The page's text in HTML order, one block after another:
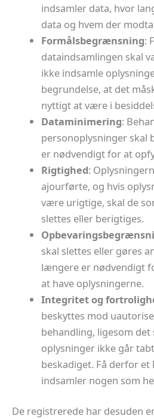
indsamler data, hvor
data og hvem der
Formålsbegrænsning:
dataindsamlingen skal
ikke indsamle
begrundelse, at det
nyttigt at være i
Dataminimering:
personoplysninger skal
er nødvendigt for at
Rigtighed:
ajourførte, og hvis
være urigtige, skal de
slettes eller berigtiges.
skal slettes eller gøres
længere er nødvendigt
at have oplysningerne.
Integritet og
beskyttes mod
behandling, ligesom det
oplysninger ikke går
beskadiget. Få derfor
indsamler nogen som
De registrerede har desuden